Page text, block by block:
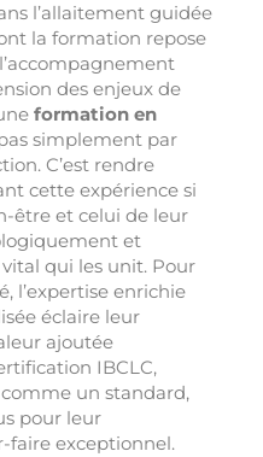
l’allaitement guidée
la formation repose
des enjeux de
formation en
simplement par
C’est rendre
cette expérience si
être et celui de leur
et
qui les unit. Pour
l’expertise enrichie
éclaire leur
ajoutée
IBCLC,
un standard,
pour leur
faire exceptionnel.